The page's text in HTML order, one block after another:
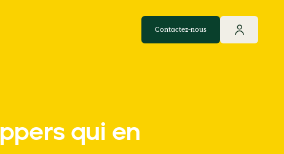
Contactez-nous
qui en